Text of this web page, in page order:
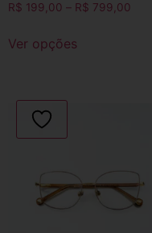
R$ 199,00 – R$ 799,00
Ver opções